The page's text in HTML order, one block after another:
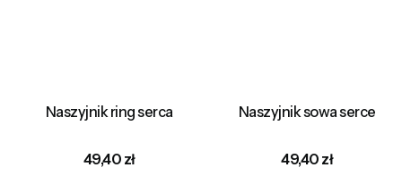
Naszyjnik ring serca
Cena
49,40 zł
Naszyjnik sowa serce
Cena
49,40 zł